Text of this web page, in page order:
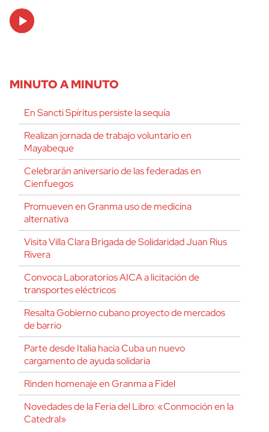
Audio
Player
MINUTO A MINUTO
En Sancti Spíritus persiste la sequía
Realizan jornada de trabajo voluntario en
Mayabeque
Celebrarán aniversario de las federadas en
Cienfuegos
Promueven en Granma uso de medicina
alternativa
Visita Villa Clara Brigada de Solidaridad Juan Rius
Rivera
Convoca Laboratorios AICA a licitación de
transportes eléctricos
Resalta Gobierno cubano proyecto de mercados
de barrio
Parte desde Italia hacia Cuba un nuevo
cargamento de ayuda solidaria
Rinden homenaje en Granma a Fidel
Novedades de la Feria del Libro: «Conmoción en la
Catedral»